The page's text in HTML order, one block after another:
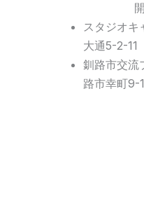
スタジオキ
大通5-2-11
釧路市交流
路市幸町9-1